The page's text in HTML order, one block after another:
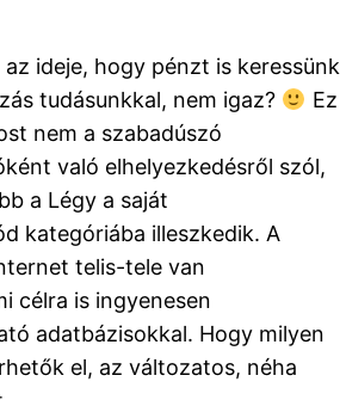
ideje, hogy pénzt is keressünk
tudásunkkal, nem igaz?
Ez
nem a szabadúszó
való elhelyezkedésről szól,
a Légy a saját
kategóriába illeszkedik. A
telis-tele van
célra is ingyenesen
adatbázisokkal. Hogy milyen
el, az változatos, néha